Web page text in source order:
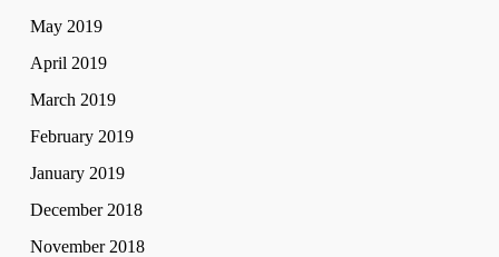
May 2019
April 2019
March 2019
February 2019
January 2019
December 2018
November 2018